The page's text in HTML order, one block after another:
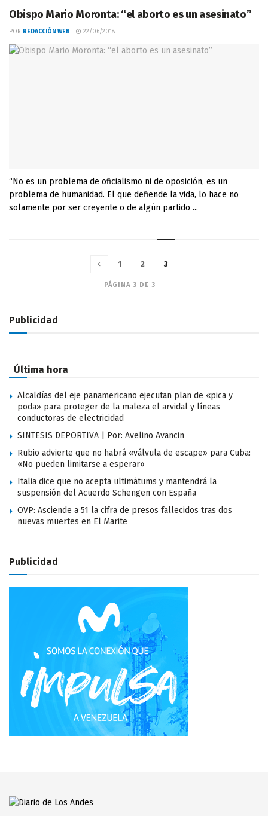
Obispo Mario Moronta: “el aborto es un asesinato”
POR REDACCIÓN WEB 22/06/2018
“No es un problema de oficialismo ni de oposición, es un
problema de humanidad. El que defiende la vida, lo hace no
solamente por ser creyente o de algún partido ...
PÁGINA 3 DE 3
1 2 3
Publicidad
Última hora
Alcaldías del eje panamericano ejecutan plan de «pica y
poda» para proteger de la maleza el arvidal y líneas
conductoras de electricidad
SINTESIS DEPORTIVA | Por: Avelino Avancin
Rubio advierte que no habrá «válvula de escape» para Cuba:
«No pueden limitarse a esperar»
Italia dice que no acepta ultimátums y mantendrá la
suspensión del Acuerdo Schengen con España
OVP: Asciende a 51 la cifra de presos fallecidos tras dos
nuevas muertes en El Marite
Publicidad